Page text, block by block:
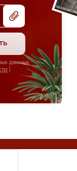
данных